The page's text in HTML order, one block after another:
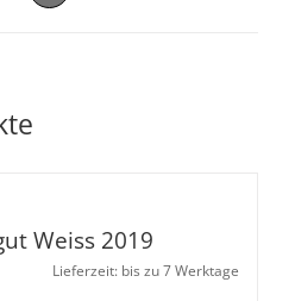
Weiss 2019
Lieferzeit: bis zu 7 Werktage